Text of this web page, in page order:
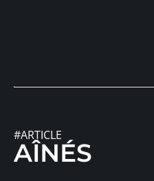
#ARTICLE
AÎNÉS